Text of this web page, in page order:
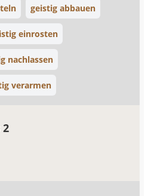
geistig abbauen
einrosten
nachlassen
verarmen
2